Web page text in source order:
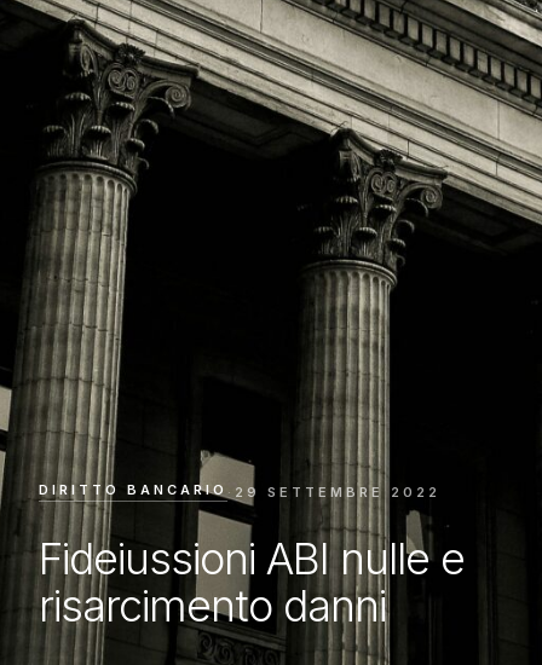
DIRITTO BANCARIO · 29 SETTEMBRE 2022
Fideiussioni ABI nulle e
risarcimento danni